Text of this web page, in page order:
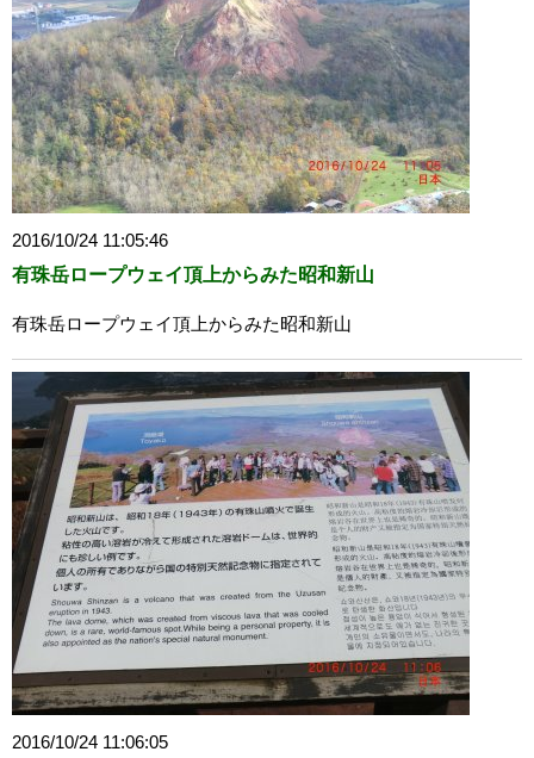
2016/10/24 11:05:46
有珠岳ロープウェイ頂上からみた昭和新山
有珠岳ロープウェイ頂上からみた昭和新山
2016/10/24 11:06:05